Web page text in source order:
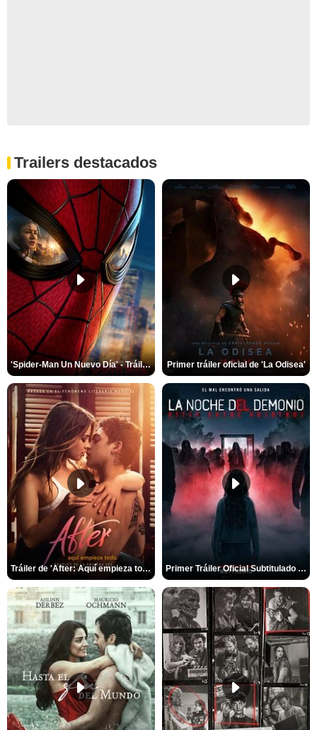
Trailers destacados
'Spider-Man Un Nuevo Día' - Tráiler oficial subtitulado Primer tráiler oficial de 'La Odisea'
Tráiler de 'After: Aquí empieza todo' Primer Tráiler Oficial Subtitulado de 'La Noche Del Demonio: Están Entre Nosotros'